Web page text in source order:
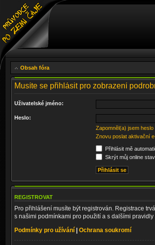
Obsah fóra
Musíte se přihlásit pro zobrazení
Uživatelské jméno:
Heslo:
Zapomněl(a) jsem heslo
Znovu poslat aktivační
Přihlásit mě
Skrýt můj online
REGISTROVAT
Pro přihlášení musíte být registrován. Registrace
s našimi podmínkami pro použití a s dalšími
Podmínky pro užívání | Ochrana soukromí